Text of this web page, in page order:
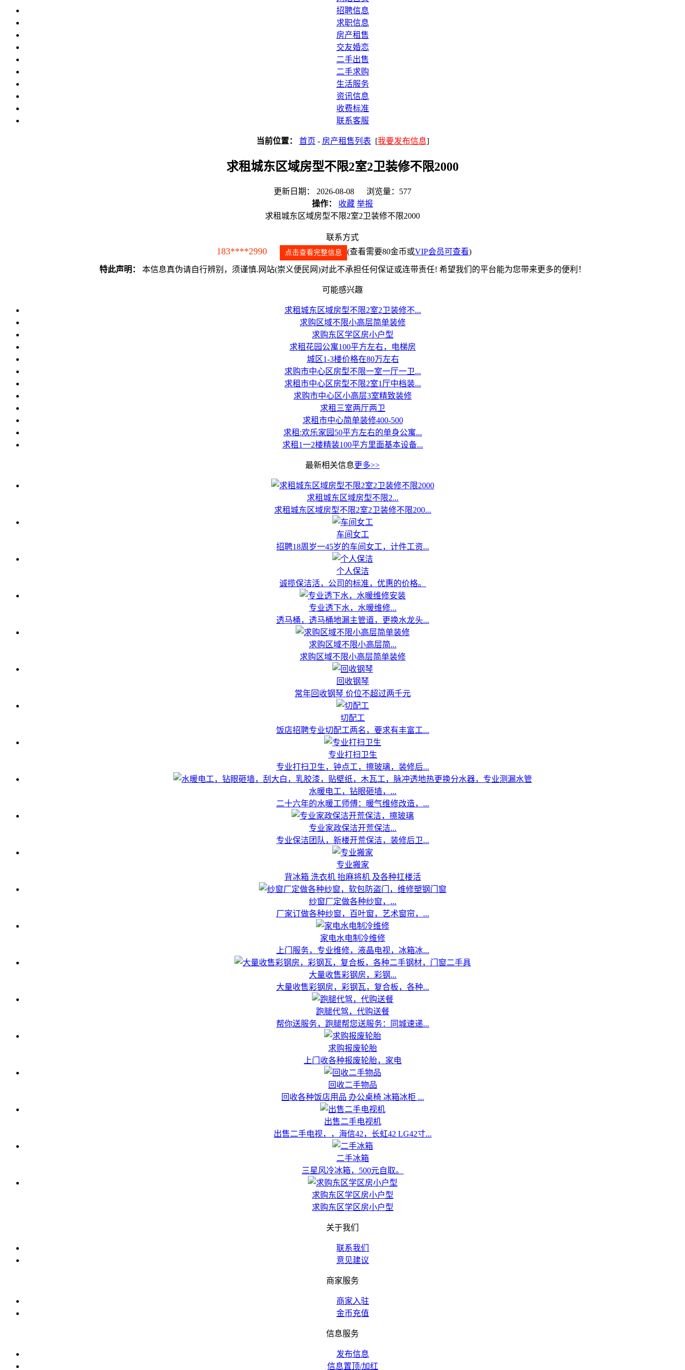
招聘信息
求职信息
房产租售
交友婚恋
二手出售
二手求购
生活服务
资讯信息
收费标准
联系客服
当前位置： 首页 - 房产租售列表 [我要发布信息]
求租城东区域房型不限2室2卫装修不限2000
更新日期： 2026-08-08 浏览量：577
操作：
收藏 举报
求租城东区域房型不限2室2卫装修不限2000
联系方式
183****2990 点击查看完整信息 (查看需要80金币或VIP会员可查看)
特此声明： 本信息真伪请自行辨别，须谨慎.网站(崇义便民网)对此不承担任何保证或连带责任! 希望我们的平台能为您带来更多的便利！
可能感兴趣
求租城东区域房型不限2室2卫装修不...
求购区域不限小高层简单装修
求购东区学区房小户型
求租花园公寓100平方左右，电梯房
城区1-3楼价格在80万左右
求购市中心区房型不限一室一厅一卫...
求租市中心区房型不限2室1厅中档装...
求购市中心区小高层3室精致装修
求租三室两厅两卫
求租市中心简单装修400-500
求租:欢乐家园50平方左右的单身公寓...
求租1一2楼精装100平方里面基本设备...
最新相关信息更多>>
求租城东区域房型不限2...
求租城东区域房型不限2室2卫装修不限200...
车间女工
招聘18周岁一45岁的车间女工，计件工资...
个人保洁
诚揽保洁活，公司的标准，优惠的价格。
专业透下水，水暖维修...
透马桶，透马桶地漏主管道，更换水龙头...
求购区域不限小高层简...
求购区域不限小高层简单装修
回收钢琴
常年回收钢琴 价位不超过两千元
切配工
饭店招聘专业切配工两名，要求有丰富工...
专业打扫卫生
专业打扫卫生，钟点工，擦玻璃，装修后...
水暖电工，钻眼砸墙，...
二十六年的水暖工师傅：暖气维修改造，...
专业家政保洁开荒保洁...
专业保洁团队，新楼开荒保洁，装修后卫...
专业搬家
背冰箱 洗衣机 抬麻将机 及各种扛楼活
纱窗厂定做各种纱窗，...
厂家订做各种纱窗，百叶窗，艺术窗帘，...
家电水电制冷维修
上门服务，专业维修，液晶电视，冰箱冰...
大量收售彩钢房，彩钢...
大量收售彩钢房，彩钢瓦，复合板，各种...
跑腿代驾，代购送餐
帮你送服务，跑腿帮您送服务：同城速递...
求购报废轮胎
上门收各种报废轮胎，家电
回收二手物品
回收各种饭店用品 办公桌椅 冰箱冰柜 ...
出售二手电视机
出售二手电视，，海信42，长虹42 LG42寸...
二手冰箱
三星风冷冰箱，500元自取。
求购东区学区房小户型
求购东区学区房小户型
关于我们
联系我们
意见建议
商家服务
商家入驻
金币充值
信息服务
发布信息
信息置顶/加红